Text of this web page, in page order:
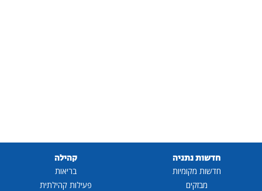
חדשות נתניה
חדשות מקומיות
מבזקים
קהילה
בריאות
פעילות קהילתית